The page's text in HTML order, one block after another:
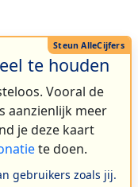
te houden
Vooral de
aanzienlijk meer
je deze kaart
te doen.
gebruikers zoals jij.